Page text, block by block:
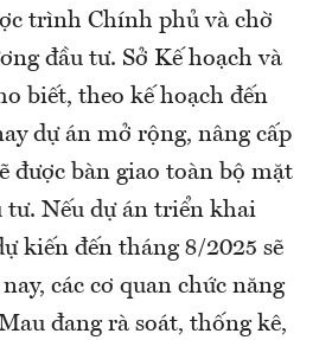
trình Chính phủ và chờ
đầu tư. Sở Kế hoạch và
biết, theo kế hoạch đến
dự án mở rộng, nâng cấp
được bàn giao toàn bộ mặt
tư. Nếu dự án triển khai
kiến đến tháng 8/2025 sẽ
các cơ quan chức năng
đang rà soát, thống kê,